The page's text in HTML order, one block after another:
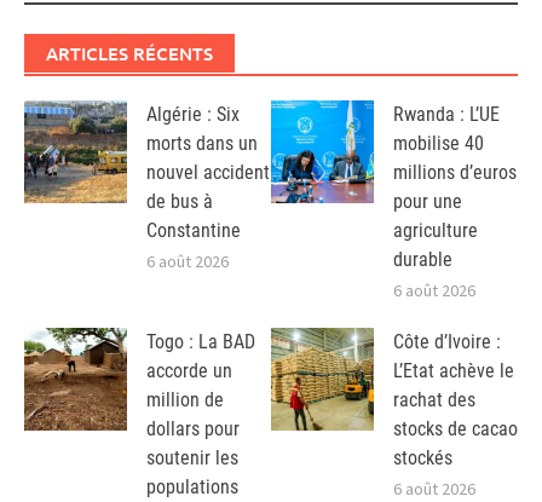
ARTICLES RÉCENTS
Algérie : Six
morts dans un
nouvel accident
de bus à
Constantine
6 août 2026
Rwanda : L’UE
mobilise 40
millions d’euros
pour une
agriculture
durable
6 août 2026
Togo : La BAD
accorde un
million de
dollars pour
soutenir les
populations
Côte d’Ivoire :
L’Etat achève le
rachat des
stocks de cacao
stockés
6 août 2026